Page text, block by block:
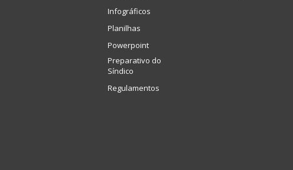
Infográficos
Planilhas
Powerpoint
Preparativo do
Síndico
Regulamentos